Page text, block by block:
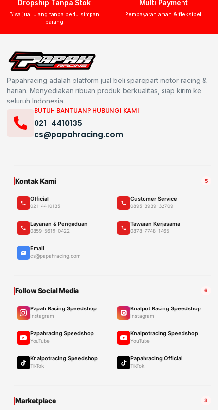
Dropship Tanpa Stok
Bisa jual ulang tanpa perlu simpan
barang
Multi Payment
Pembayaran aman & fleksibel
Papahracing adalah platform jual beli sparepart motor racing &
harian. Menyediakan ribuan produk berkualitas, siap kirim ke
seluruh Indonesia.
BUTUH BANTUAN? HUBUNGI KAMI
021-4410135
cs@papahracing.com
Kontak Kami 5
Official
021-4410135
Customer Service
0895-3939-32709
Layanan & Pengaduan
0859-5619-0422
Tawaran Kerjasama
0878-7748-1465
Email
cs@papahracing.com
Follow Social Media 6
Papah Racing Speedshop
Instagram
Knalpot Racing Speedshop
Instagram
Papahracing Speedshop
YouTube
Knalpotracing Speedshop
YouTube
Knalpotracing Speedshop
TikTok
Papahracing Official
TikTok
Marketplace 3